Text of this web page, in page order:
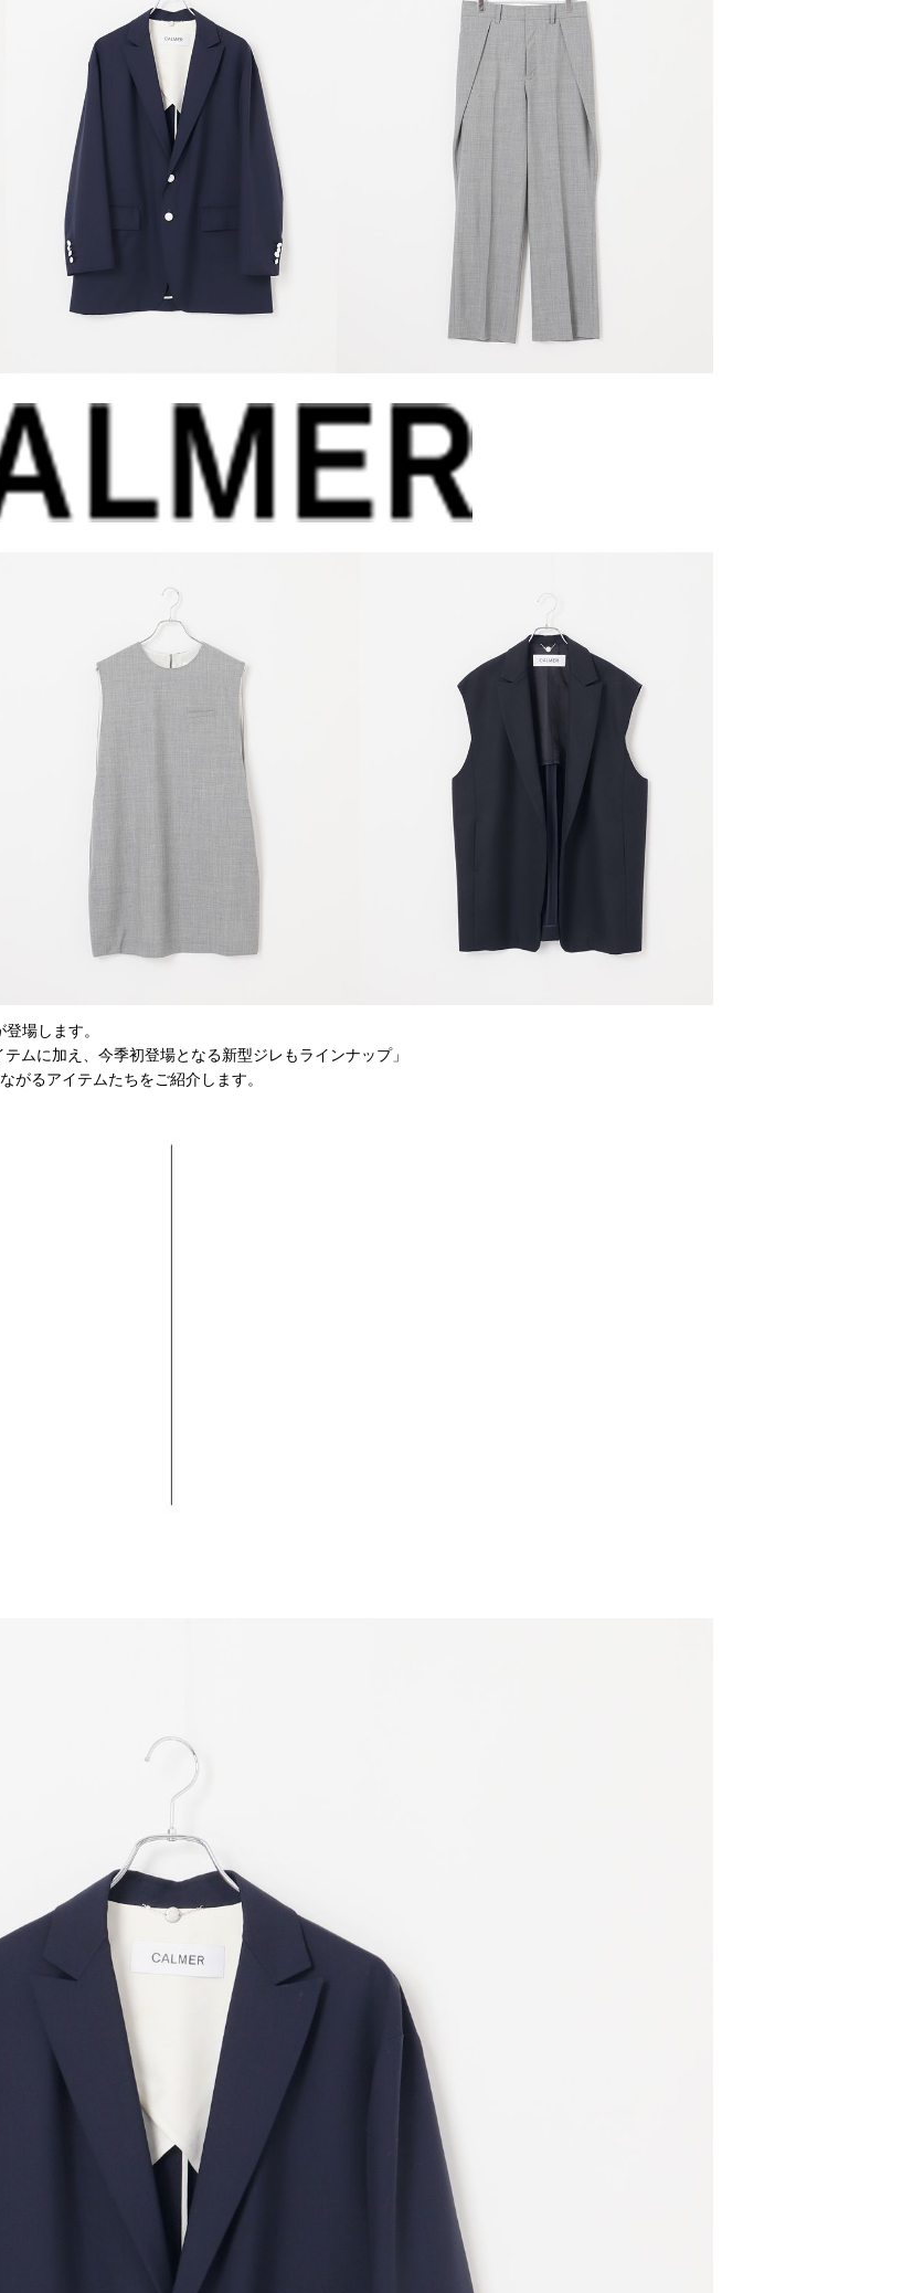
場します。
ムに加え、今季初登場となる新型ジレもラインナップ」
がるアイテムたちをご紹介します。